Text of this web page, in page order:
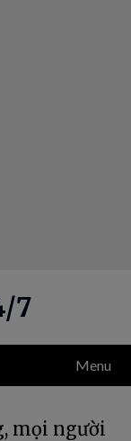
7
Menu
mọi người